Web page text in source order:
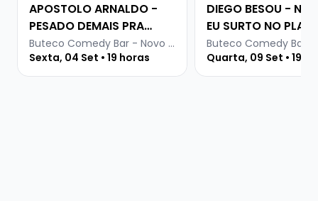
APOSTOLO ARNALDO -
PESADO DEMAIS PRA
INTERNET
Buteco Comedy Bar - Novo Hamburgo
Sexta, 04 Set • 19 horas
DIEGO BESOU -
EU SURTO NO
Quarta, 09 Set • 19